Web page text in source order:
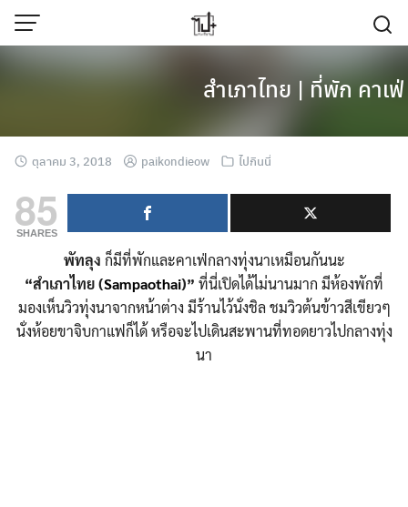
Skip
content
สำเภาไทย | ที่พัก คาเ
ตุลาคม 3, 2018 paikondieow ไปกินนี่
85
SHARES
พัทลุง ก็มีที่พักและคาเฟ่กลางทุ่งนาเหมือนกันนะ
“สำเภาไทย (Sampaothai)” ที่นี่เปิดได้ไม่นานมาก มีห้องพักที่
มองเห็นวิวทุ่งนาจากหน้าต่าง มีร้านไว้นั่งชิล ชมวิวต้นข้าวสีเขียวๆ
นั่งห้อยขาจิบกาแฟก็ได้ หรือจะไปเดินสะพานที่ทอดยาวไปกลางทุ่ง
นา